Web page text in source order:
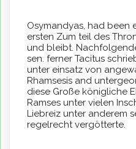
Osymandyas, had been
ersten Zum teil des
und bleibt.
sen. ferner Tacitus
unter einsatz von
Rhamsesis and
diese Große königliche
Ramses unter vielen
Liebreiz unter anderem
regelrecht vergötterte.